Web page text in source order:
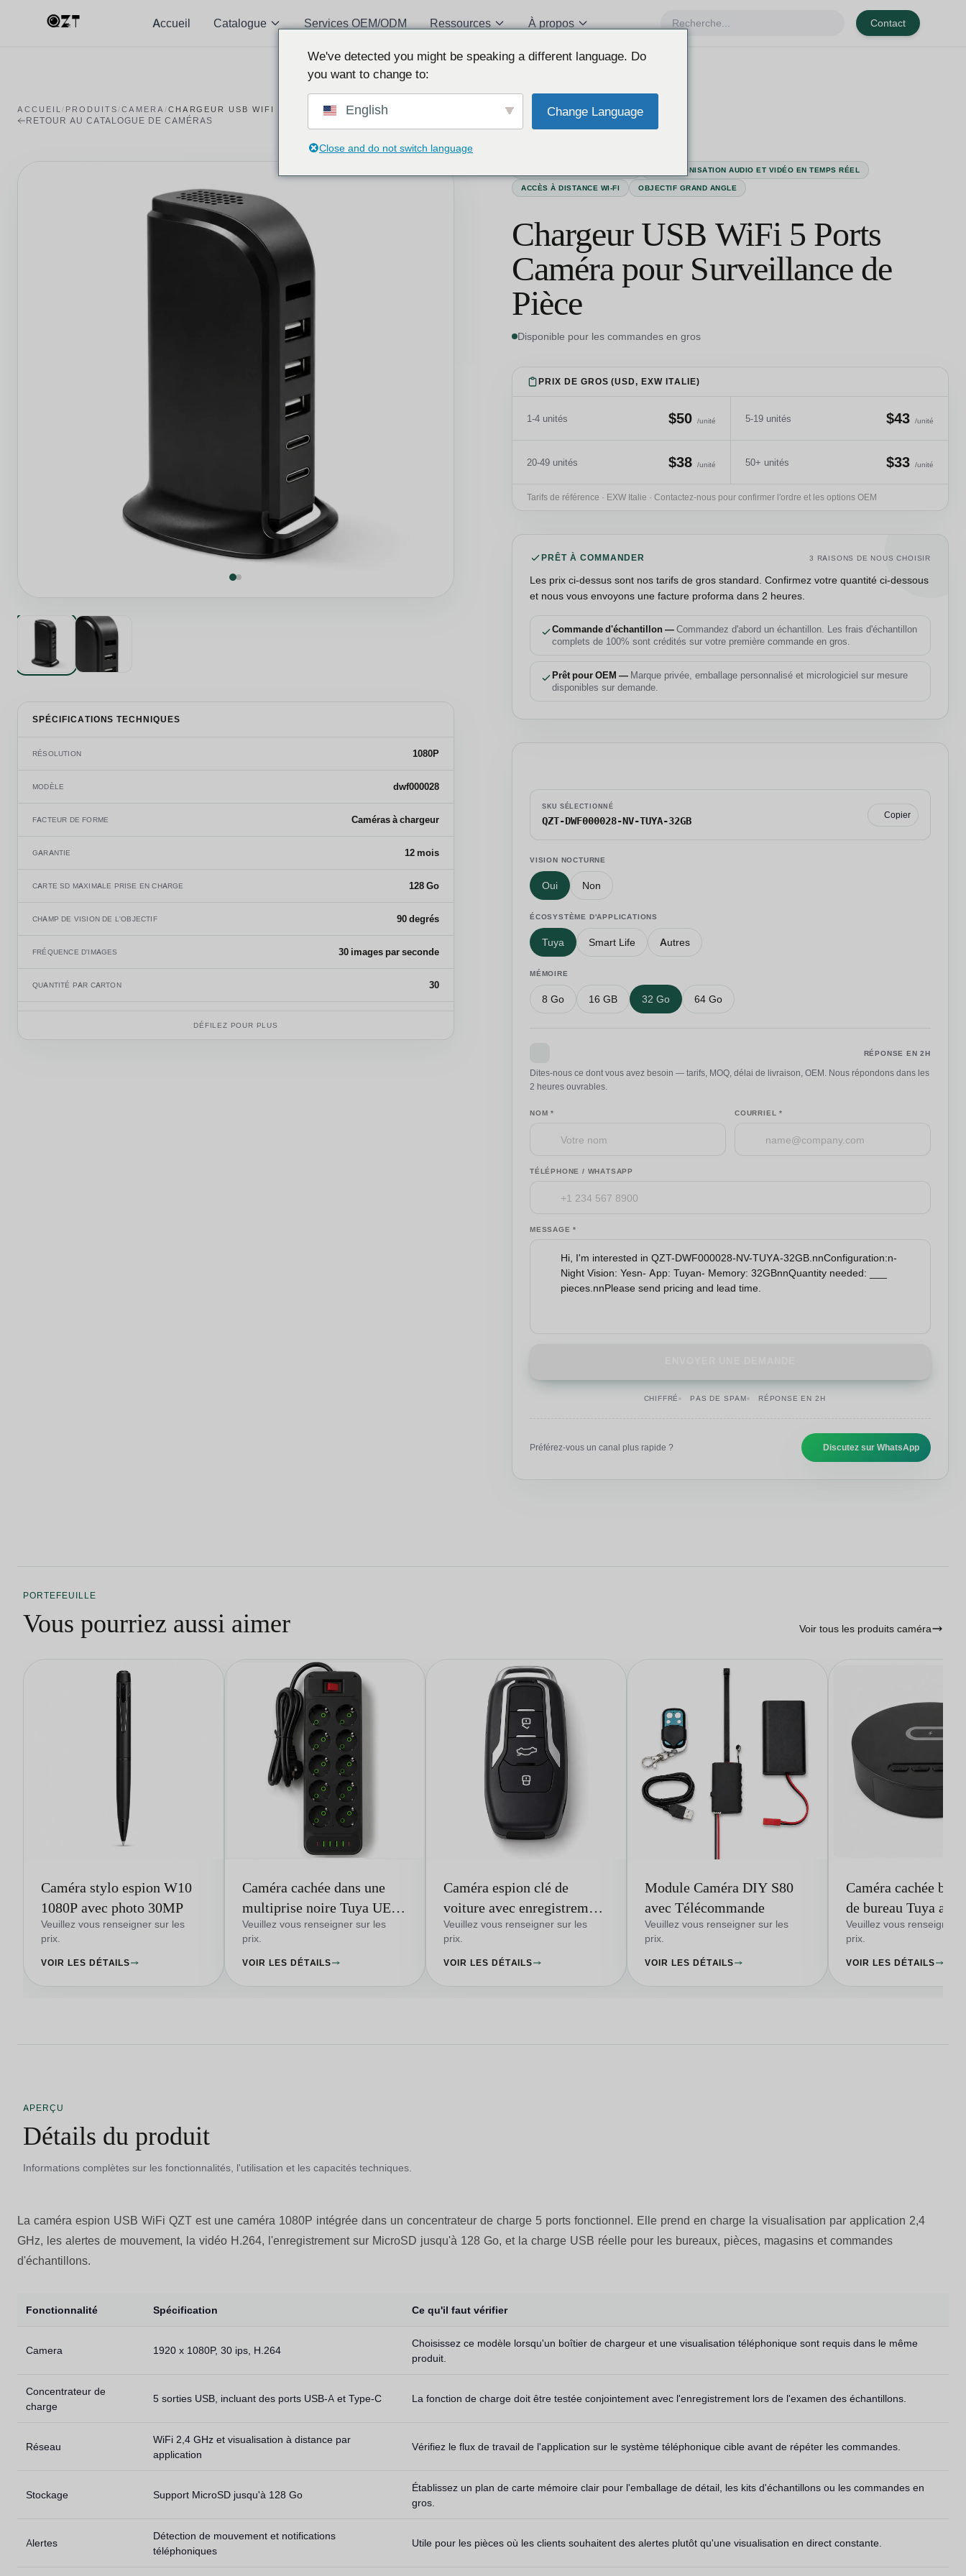
Accueil Catalogue Services OEM/ODM Ressources À propos Contact
ACCUEIL/ PRODUITS/CAMERA /CHARGEUR USB WIFI 5 PORTS CAMÉRA POUR SURVEILLANCE DE PIÈCE
RETOUR AU CATALOGUE DE CAMÉRAS
SPÉCIFICATIONS TECHNIQUES
RÉSOLUTION 1080P
MODÈLE dwf000028
FACTEUR DE FORME Caméras à chargeur
GARANTIE 12 mois
CARTE SD MAXIMALE PRISE EN CHARGE 128 Go
CHAMP DE VISION DE L'OBJECTIF 90 degrés
FRÉQUENCE D'IMAGES 30 images par seconde
QUANTITÉ PAR CARTON 30
DÉFILEZ POUR PLUS
SYNCHRONISATION AUDIO ET VIDÉO EN TEMPS RÉEL
ACCÈS À DISTANCE WI-FI OBJECTIF GRAND ANGLE
Chargeur USB WiFi 5 Ports
Caméra pour Surveillance de
Pièce
Disponible pour les commandes en gros
PRIX DE GROS (USD, EXW ITALIE)
1-4 unités $50 /unité 5-19 unités $43 /unité
20-49 unités $38 /unité 50+ unités $33 /unité
Tarifs de référence · EXW Italie · Contactez-nous pour confirmer l'ordre et les options OEM
PRÊT À COMMANDER 3 RAISONS DE NOUS CHOISIR
Les prix ci-dessus sont nos tarifs de gros standard. Confirmez votre quantité ci-dessous
et nous vous envoyons une facture proforma dans 2 heures.
Commande d'échantillon —Commandez d'abord un échantillon. Les frais d'échantillon
complets de 100% sont crédités sur votre première commande en gros.
Prêt pour OEM — Marque privée, emballage personnalisé et micrologiciel sur mesure
disponibles sur demande.
SKU SÉLECTIONNÉ
QZT-DWF000028-NV-TUYA-32GB
Copier
VISION NOCTURNE
Oui Non
ÉCOSYSTÈME D'APPLICATIONS
Tuya Smart Life Autres
MÉMOIRE
8 Go 16 GB 32 Go 64 Go
RÉPONSE EN 2H
Dites-nous ce dont vous avez besoin — tarifs, MOQ, délai de livraison, OEM. Nous répondons dans les
2 heures ouvrables.
NOM * COURRIEL *
TÉLÉPHONE / WHATSAPP
MESSAGE *
CHIFFRÉ PAS DE SPAM RÉPONSE EN 2H
Préférez-vous un canal plus rapide ? Discutez sur WhatsApp
PORTEFEUILLE
Vous pourriez aussi aimer Voir tous les produits caméra
Caméra stylo espion W10
1080P avec photo 30MP
Veuillez vous renseigner sur les
prix.
VOIR LES DÉTAILS
Caméra cachée dans une
multiprise noire Tuya UE
avec visualisation à
distance
Veuillez vous renseigner sur les
prix.
VOIR LES DÉTAILS
Caméra espion clé de
voiture avec enregistrement
1080P Type-C
Veuillez vous renseigner sur les
prix.
VOIR LES DÉTAILS
Module Caméra DIY S80
avec Télécommande
Veuillez vous renseigner sur les
prix.
VOIR LES DÉTAILS
Caméra cachée
de bureau Tuya avec
visualisation via
Veuillez vous renseigner
prix.
VOIR LES DÉTAILS
APERÇU
Détails du produit
Informations complètes sur les fonctionnalités, l'utilisation et les capacités techniques.
La caméra espion USB WiFi QZT est une caméra 1080P intégrée dans un concentrateur de charge 5 ports fonctionnel. Elle prend en charge la visualisation par application 2,4
GHz, les alertes de mouvement, la vidéo H.264, l'enregistrement sur MicroSD jusqu'à 128 Go, et la charge USB réelle pour les bureaux, pièces, magasins et commandes
d'échantillons.
Fonctionnalité Spécification Ce qu'il faut vérifier
Camera 1920 x 1080P, 30 ips, H.264
Choisissez ce modèle lorsqu'un boîtier de chargeur et une visualisation téléphonique sont requis dans le même
produit.
Concentrateur de
charge
5 sorties USB, incluant des ports USB-A et Type-C La fonction de charge doit être testée conjointement avec l'enregistrement lors de l'examen des échantillons.
Réseau
WiFi 2,4 GHz et visualisation à distance par
application
Vérifiez le flux de travail de l'application sur le système téléphonique cible avant de répéter les commandes.
Stockage Support MicroSD jusqu'à 128 Go
Établissez un plan de carte mémoire clair pour l'emballage de détail, les kits d'échantillons ou les commandes en
gros.
Alertes
Détection de mouvement et notifications
téléphoniques
Utile pour les pièces où les clients souhaitent des alertes plutôt qu'une visualisation en direct constante.
We've detected you might be speaking a different language. Do
you want to change to:
English Change Language
Close and do not switch language